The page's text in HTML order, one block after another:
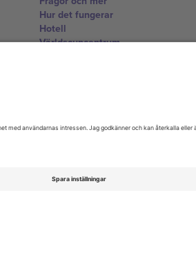
Hur det fungerar
Hotell
Världscupcentrum